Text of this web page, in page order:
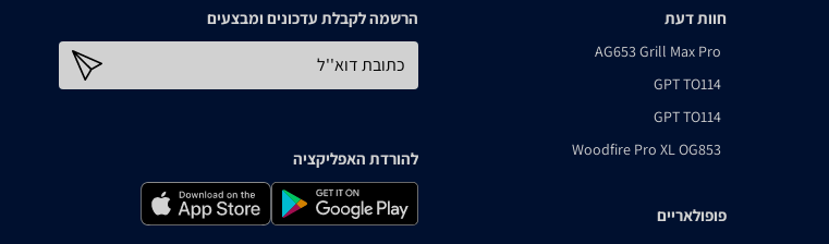
חוות דעת
AG653 Grill Max Pro
GPT TO114
GPT TO114
Woodfire Pro XL OG853
פופולאריים
הרשמה לקבלת עדכונים ומבצעים
כתובת דוא''ל
להורדת האפליקציה